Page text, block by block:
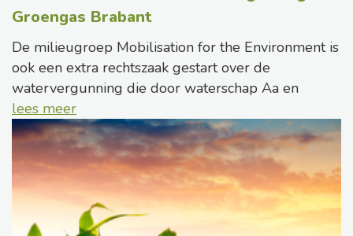
Groengas Brabant
De milieugroep Mobilisation for the Environment is
ook een extra rechtszaak gestart over de
watervergunning die door waterschap Aa en
lees meer